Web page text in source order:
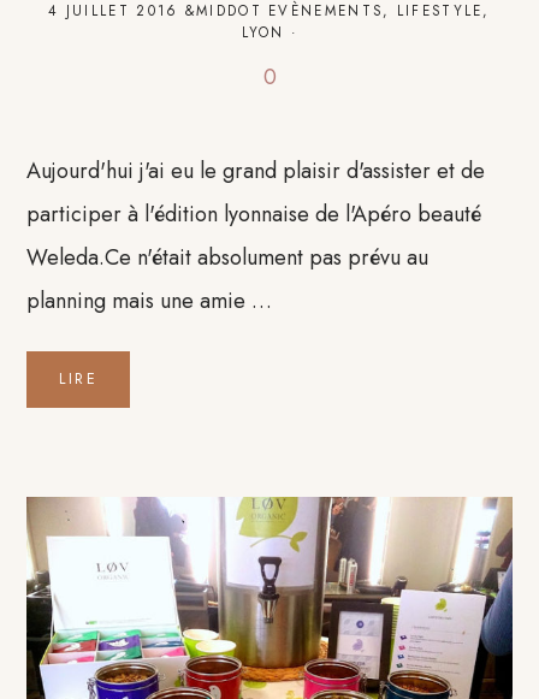
4 JUILLET 2016 &MIDDOT EVÈNEMENTS, LIFESTYLE,
LYON
·
0
Aujourd'hui j'ai eu le grand plaisir d'assister et de
participer à l'édition lyonnaise de l'Apéro beauté
Weleda.Ce n'était absolument pas prévu au
planning mais une amie …
LIRE